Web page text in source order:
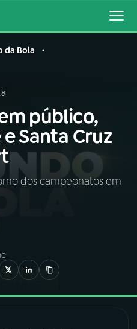
da Bola
público,
Santa Cruz
dos campeonatos em